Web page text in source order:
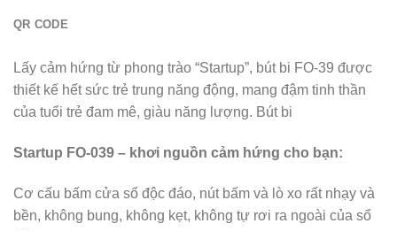
QR CODE
Lấy cảm hứng từ phong trào “Startup”, bút bi FO-39 được
thiết kế hết sức trẻ trung năng động, mang đậm tinh thần
của tuổi trẻ đam mê, giàu năng lượng. Bút bi
Startup FO-039 – khơi nguồn cảm hứng cho bạn:
Cơ cấu bấm cửa sổ độc đáo, nút bấm và lò xo rất nhạy và
bền, không bung, không kẹt, không tự rơi ra ngoài của sổ